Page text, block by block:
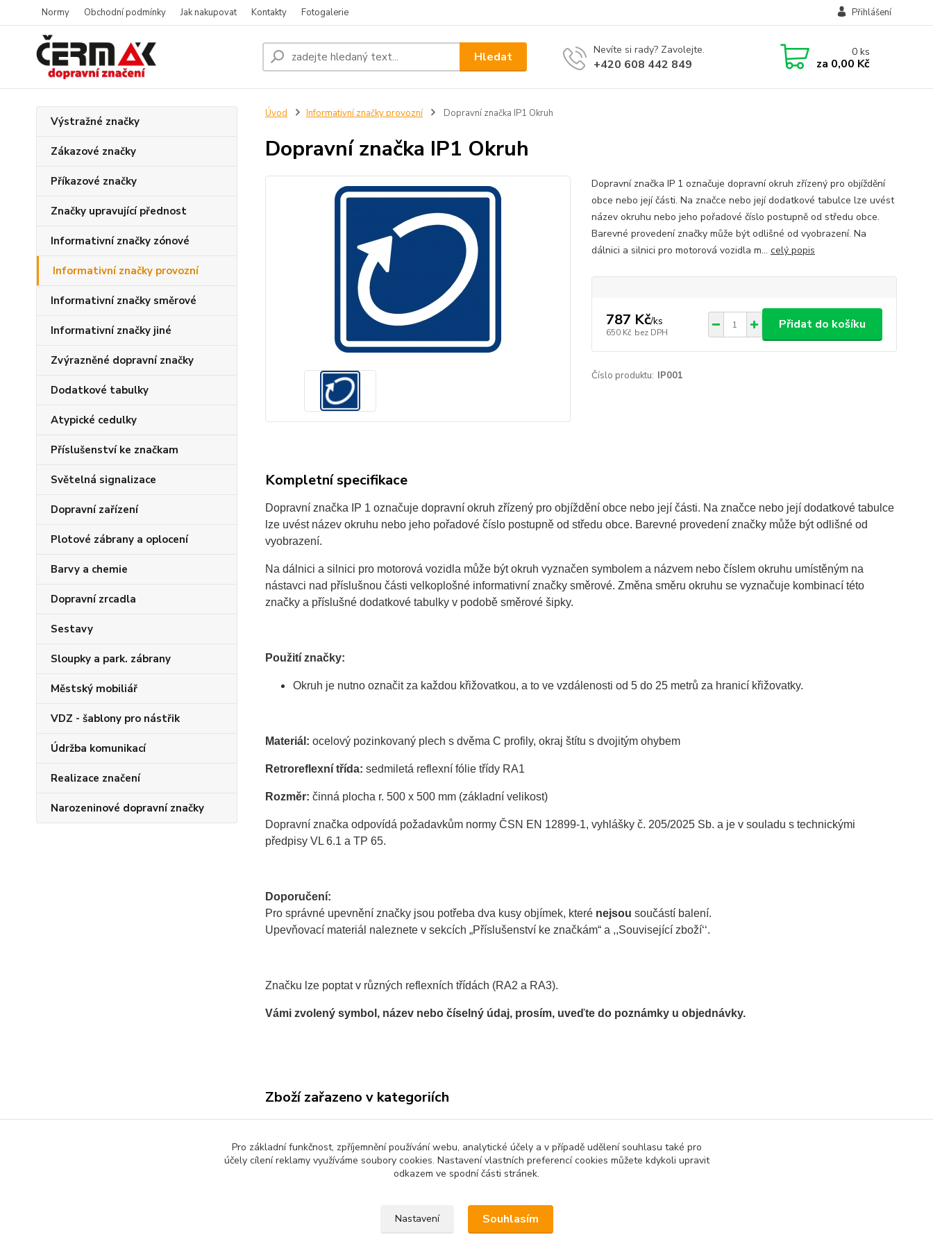
Normy Obchodní podmínky Jak nakupovat Kontakty Fotogalerie Přihlášení
Hledat Nevíte si rady? Zavolejte.
+420 608 442 849
0ks
za 0,00 Kč
Výstražné značky
Zákazové značky
Příkazové značky
Značky upravující přednost
Informativní značky zónové
Informativní značky provozní
Informativní značky směrové
Informativní značky jiné
Zvýrazněné dopravní značky
Dodatkové tabulky
Atypické cedulky
Příslušenství ke značkam
Světelná signalizace
Dopravní zařízení
Plotové zábrany a oplocení
Barvy a chemie
Dopravní zrcadla
Sestavy
Sloupky a park. zábrany
Městský mobiliář
VDZ - šablony pro nástřik
Údržba komunikací
Realizace značení
Narozeninové dopravní značky
Úvod Informativní značky provozní Dopravní značka IP1 Okruh
Dopravní značka IP1 Okruh
Dopravní značka IP 1 označuje dopravní okruh zřízený pro objíždění
obce nebo její části. Na značce nebo její dodatkové tabulce lze uvést
název okruhu nebo jeho pořadové číslo postupně od středu obce.
Barevné provedení značky může být odlišné od vyobrazení. Na
dálnici a silnici pro motorová vozidla m... celý popis
787 Kč/ks
650 Kč bez DPH
Přidat do košíku
Číslo produktu: IP001
Kompletní specifikace
Dopravní značka IP 1 označuje dopravní okruh zřízený pro objíždění obce nebo její části. Na značce nebo její dodatkové tabulce
lze uvést název okruhu nebo jeho pořadové číslo postupně od středu obce. Barevné provedení značky může být odlišné od
vyobrazení.
Na dálnici a silnici pro motorová vozidla může být okruh vyznačen symbolem a názvem nebo číslem okruhu umístěným na
nástavci nad příslušnou části velkoplošné informativní značky směrové. Změna směru okruhu se vyznačuje kombinací této
značky a příslušné dodatkové tabulky v podobě směrové šipky.
Použití značky:
Okruh je nutno označit za každou křižovatkou, a to ve vzdálenosti od 5 do 25 metrů za hranicí křižovatky.
Materiál: ocelový pozinkovaný plech s dvěma C profily, okraj štítu s dvojitým ohybem
Retroreflexní třída: sedmiletá reflexní fólie třídy RA1
Rozměr: činná plocha r. 500 x 500 mm (základní velikost)
Dopravní značka odpovídá požadavkům normy ČSN EN 12899-1, vyhlášky č. 205/2025 Sb. a je v souladu s technickými
předpisy VL 6.1 a TP 65.
Doporučení:
Pro správné upevnění značky jsou potřeba dva kusy objímek, které nejsou součástí balení.
Upevňovací materiál naleznete v sekcích „Příslušenství ke značkám“ a ,,Související zboží‘‘.
Značku lze poptat v různých reflexních třídách (RA2 a RA3).
Vámi zvolený symbol, název nebo číselný údaj, prosím, uveďte do poznámky u objednávky.
Zboží zařazeno v kategoriích
provozní
Pro základní funkčnost, zpříjemnění používání webu, analytické účely a v případě udělení souhlasu také pro
účely cílení reklamy využíváme soubory cookies. Nastavení vlastních preferencí cookies můžete kdykoli upravit
odkazem ve spodní části stránek.
Nastavení Souhlasím